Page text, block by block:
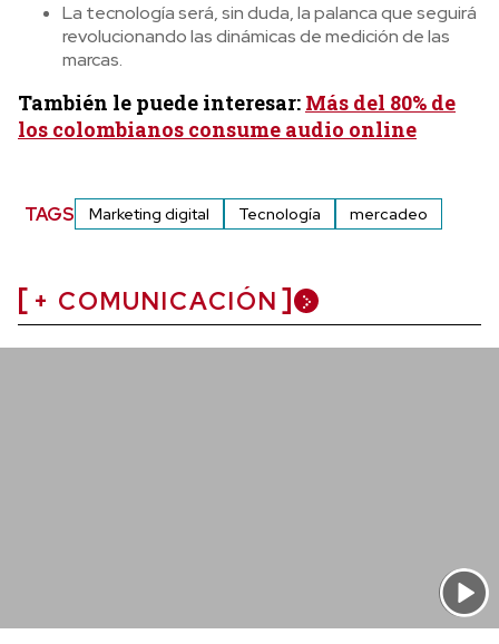
La tecnología será, sin duda, la palanca que seguirá
revolucionando las dinámicas de medición de las
marcas.
También le puede interesar: Más del 80% de
los colombianos consume audio online
TAGS Marketing digital Tecnología mercadeo
+ COMUNICACIÓN